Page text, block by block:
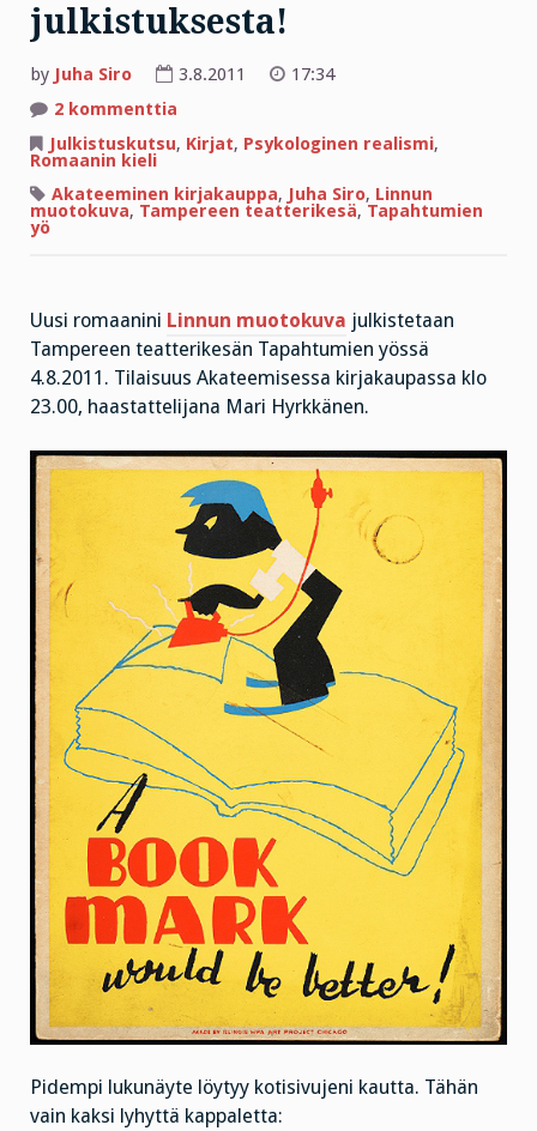
julkistuksesta!
by Juha Siro 3.8.2011
17:34
2 kommenttia
kirjan
julkistuksesta!
Julkistuskutsu, Kirjat, Psykologinen realismi,
Romaanin kieli
Akateeminen kirjakauppa, Juha Siro, Linnun
muotokuva, Tampereen teatterikesä, Tapahtumien
yö
Uusi romaanini Linnun muotokuva julkistetaan
Tampereen teatterikesän Tapahtumien yössä
4.8.2011. Tilaisuus Akateemisessa kirjakaupassa klo
23.00, haastattelijana Mari Hyrkkänen.
Pidempi lukunäyte löytyy kotisivujeni kautta. Tähän
vain kaksi lyhyttä kappaletta: